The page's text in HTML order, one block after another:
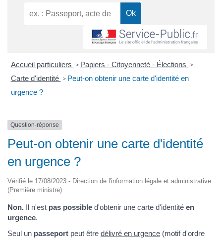
Accueil particuliers > Papiers - Citoyenneté - Élections >
Carte d'identité > Peut-on obtenir une carte d'identité en
urgence ?
Question-réponse
Peut-on obtenir une carte d'identité
en urgence ?
Vérifié le 17/08/2023 - Direction de l'information légale et administrative
(Première ministre)
Non. Il n'est pas possible d'obtenir une carte d'identité en
urgence.
Seul un passeport peut être délivré en urgence (motif d'ordre